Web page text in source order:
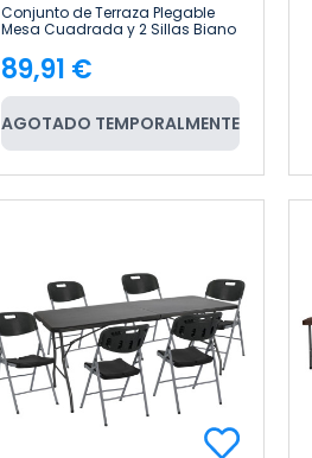
Conjunto de Terraza Plegable
Mesa Cuadrada y 2 Sillas Biano
Precio
89,91 €
AGOTADO TEMPORALMENTE